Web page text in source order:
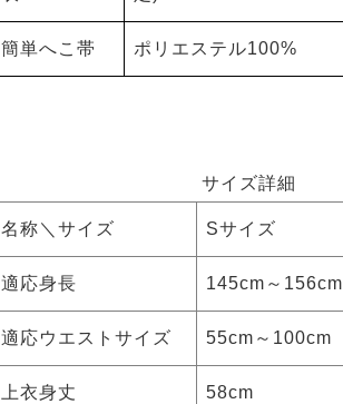
簡単へこ帯 ポリエステル100%
サイズ詳細
名称＼サイズ Sサイズ
適応身長 145cm～156cm
適応ウエストサイズ 55cm～100cm
上衣身丈 58cm